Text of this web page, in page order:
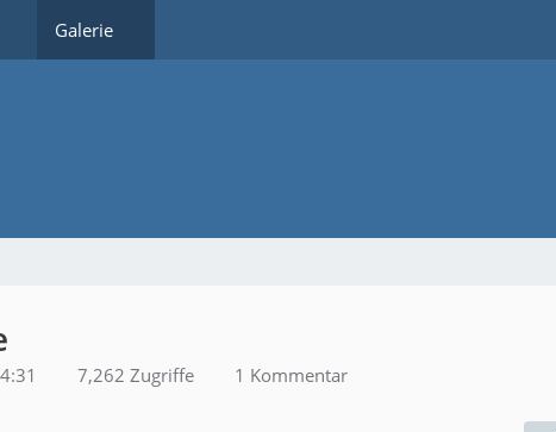
Galerie
7,262 Zugriffe 1 Kommentar